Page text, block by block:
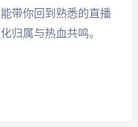
带你回到熟悉的直播
归属与热血共鸣。